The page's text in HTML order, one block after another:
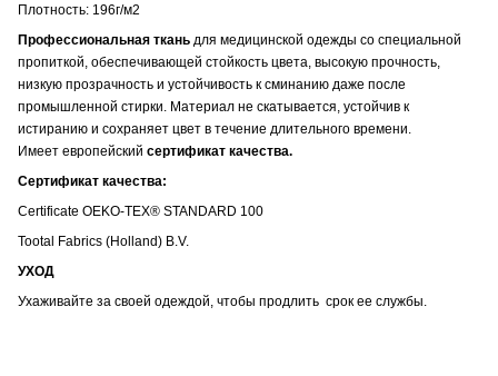
Плотность: 196г/м2
Профессиональная ткань для медицинской одежды со специальной
пропиткой, обеспечивающей стойкость цвета , высокую прочность,
низкую прозрачность и устойчивость к сминанию даже после
промышленной стирки. Материал не скатывается, устойчив к
истиранию и сохраняет цвет в течение длительного времени.
Имеет европейский сертификат качества.
Сертификат качества:
Certificate OEKO-TEX® STANDARD 100
Tootal Fabrics (Holland) B.V.
УХОД
Ухаживайте за своей одеждой, чтобы продлить срок ее службы.